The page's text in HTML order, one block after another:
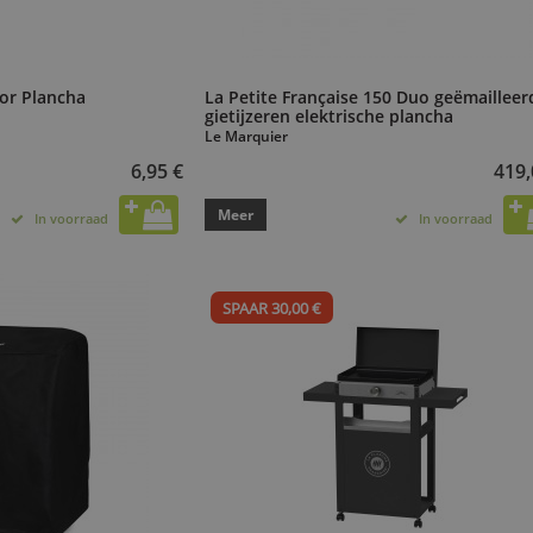
Plancha
6,95 €
In voorraad
La Petite Française 150 Duo
gietijzeren elektrische plancha
Le Marquier
Meer In voorraad
SPAAR 30,00 €